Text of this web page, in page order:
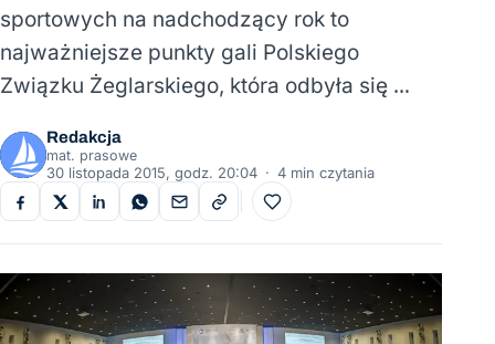
sportowych na nadchodzący rok to
najważniejsze punkty gali Polskiego
Związku Żeglarskiego, która odbyła się …
Redakcja
mat. prasowe
30 listopada 2015, godz. 20:04 · 4 min czytania
Do ulubionych